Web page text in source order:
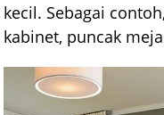
kecil. Sebagai
kabinet, puncak